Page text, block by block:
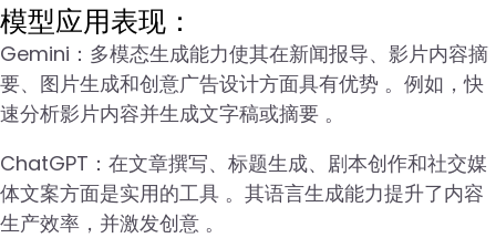
模型应用表现：
Gemini：多模态生成能力使其在新闻报导、影片内容摘
要、图片生成和创意广告设计方面具有优势 。例如，快
速分析影片内容并生成文字稿或摘要 。
ChatGPT：在文章撰写、标题生成、剧本创作和社交媒
体文案方面是实用的工具 。其语言生成能力提升了内容
生产效率，并激发创意 。